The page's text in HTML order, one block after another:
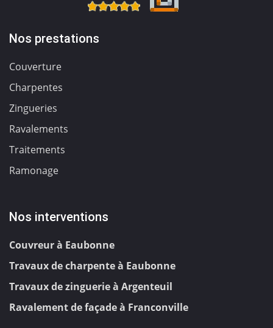
Nos prestations
Couverture
Charpentes
Zingueries
Ravalements
Traitements
Ramonage
Nos interventions
Couvreur à Eaubonne
Travaux de charpente à Eaubonne
Travaux de zinguerie à Argenteuil
Ravalement de façade à Franconville